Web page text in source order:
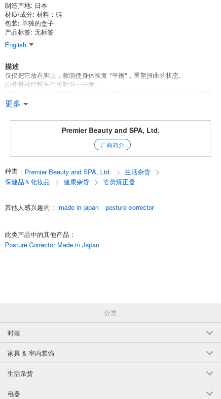
制造产地: 日本
材质/成分: 材料：硅
包装: 单独的盒子
产品标签: 无标签
English
描述
仅仅把它放在脚上，就能使身体恢复 "平衡"，重塑扭曲的状态。
由脊骨神经科医生矢野浩一开发。
的姿势。通过使脚的侧弓处于正确的形状，它使你更接近人类自然的 "理想
应该尝试Yano Ring的人
*经常站着工作的人
*有腿痛困扰的人
*有腿部疼痛困扰的人 *体育运动员，等等。
English
更多
Premier Beauty and SPA, Ltd.
厂商简介
种类 : Premier Beauty and SPA, Ltd.
生活杂货
保健品＆化妆品
健康杂货 姿势矫正器
其他人感兴趣的 : made in japan posture corrector
此类产品中的其他产品 :
Posture Corrector Made in Japan
分类
时装
家具 & 室内装饰
生活杂货
电器